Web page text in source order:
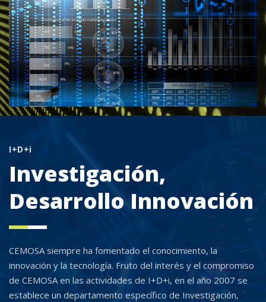
I+D+i
Investigación,
Desarrollo Innovación
CEMOSA siempre ha fomentado el conocimiento, la
innovación y la tecnología. Fruto del interés y el compromiso
de CEMOSA en las actividades de I+D+i, en el año 2007 se
establece un departamento específico de Investigación,